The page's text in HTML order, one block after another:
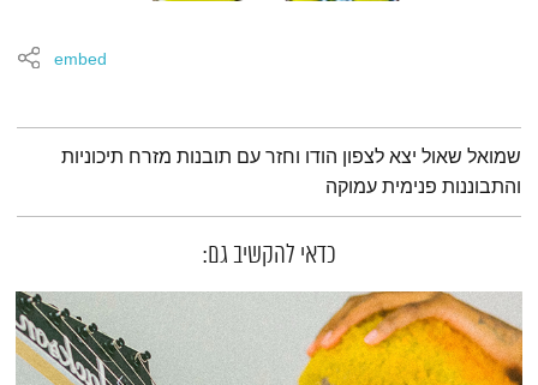
embed
תמצית הפודקאסט
שמואל שאול יצא לצפון הודו וחזר עם תובנות מזרח תיכוניות
והתבוננות פנימית עמוקה
כדאי להקשיב גם: